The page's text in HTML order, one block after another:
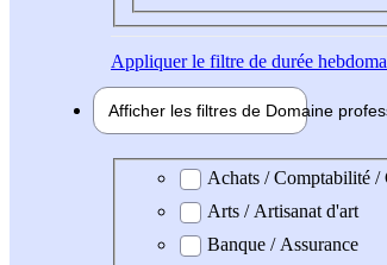
Appliquerle filtre de durée
Afficher les filtres de Domaine pro
Domaine professionel
Achats / Comptabilité /
Arts / Artisanat d'art
Banque / Assurance